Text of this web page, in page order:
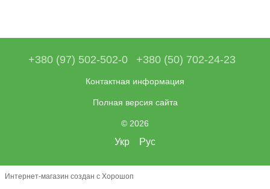
+380 (97) 502-502-0 +380 (50) 702-24-23
Контактная информация
Полная версия сайта
© 2026
Укр Рус
Интернет-магазин создан с Хорошоп